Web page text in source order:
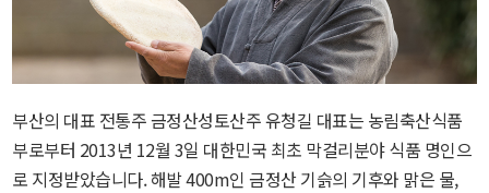
부산의 대표 전통주 금정산성토산주 유청길 대표는 농림축산식품
부로부터 2013년 12월 3일 대한민국 최초 막걸리분야 식품 명인으
로 지정받았습니다. 해발 400m인 금정산 기슭의 기후와 맑은 물,